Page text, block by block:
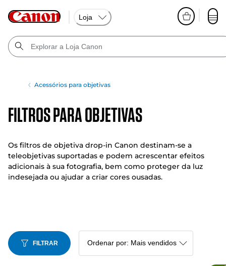
Loja
Acessórios para objetivas
Filtros para objetivas
Os filtros de objetiva drop-in Canon destinam-se a
teleobjetivas suportadas e podem acrescentar efeitos
adicionais à sua fotografia, bem como proteger da luz
indesejada ou ajudar a criar cores ousadas.
FILTRAR